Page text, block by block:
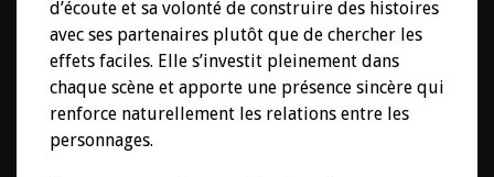
d’écoute et sa volonté de construire des histoires
avec ses partenaires plutôt que de chercher les
effets faciles. Elle s’investit pleinement dans
chaque scène et apporte une présence sincère qui
renforce naturellement les relations entre les
personnages.